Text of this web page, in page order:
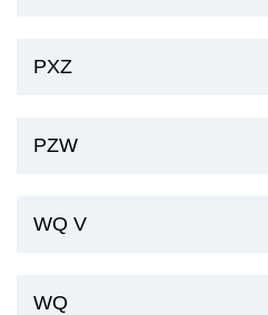
PXZ
PZW
WQ V
WQ